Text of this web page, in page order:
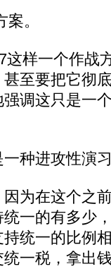
。
样一个作战
至要把它彻
调这只是一
种进攻性演
为在这个之
一的有多少
统一的比例
一税，拿出